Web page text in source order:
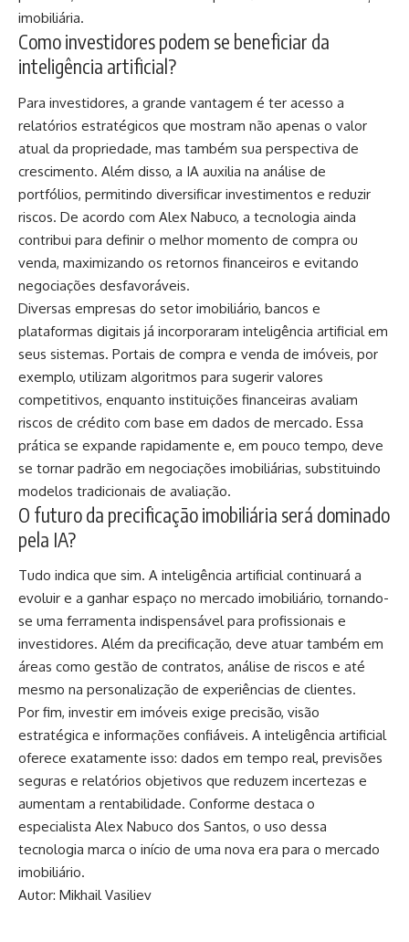
imobiliária.
Como investidores podem se beneficiar da
inteligência artificial?
Para investidores, a grande vantagem é ter acesso a
relatórios estratégicos que mostram não apenas o valor
atual da propriedade, mas também sua perspectiva de
crescimento. Além disso, a IA auxilia na análise de
portfólios, permitindo diversificar investimentos e reduzir
riscos. De acordo com Alex Nabuco, a tecnologia ainda
contribui para definir o melhor momento de compra ou
venda, maximizando os retornos financeiros e evitando
negociações desfavoráveis.
Diversas empresas do setor imobiliário, bancos e
plataformas digitais já incorporaram inteligência artificial em
seus sistemas. Portais de compra e venda de imóveis, por
exemplo, utilizam algoritmos para sugerir valores
competitivos, enquanto instituições financeiras avaliam
riscos de crédito com base em dados de mercado. Essa
prática se expande rapidamente e, em pouco tempo, deve
se tornar padrão em negociações imobiliárias, substituindo
modelos tradicionais de avaliação.
O futuro da precificação imobiliária será dominado
pela IA?
Tudo indica que sim. A inteligência artificial continuará a
evoluir e a ganhar espaço no mercado imobiliário, tornando-
se uma ferramenta indispensável para profissionais e
investidores. Além da precificação, deve atuar também em
áreas como gestão de contratos, análise de riscos e até
mesmo na personalização de experiências de clientes.
Por fim, investir em imóveis exige precisão, visão
estratégica e informações confiáveis. A inteligência artificial
oferece exatamente isso: dados em tempo real, previsões
seguras e relatórios objetivos que reduzem incertezas e
aumentam a rentabilidade. Conforme destaca o
especialista Alex Nabuco dos Santos, o uso dessa
tecnologia marca o início de uma nova era para o mercado
imobiliário.
Autor: Mikhail Vasiliev